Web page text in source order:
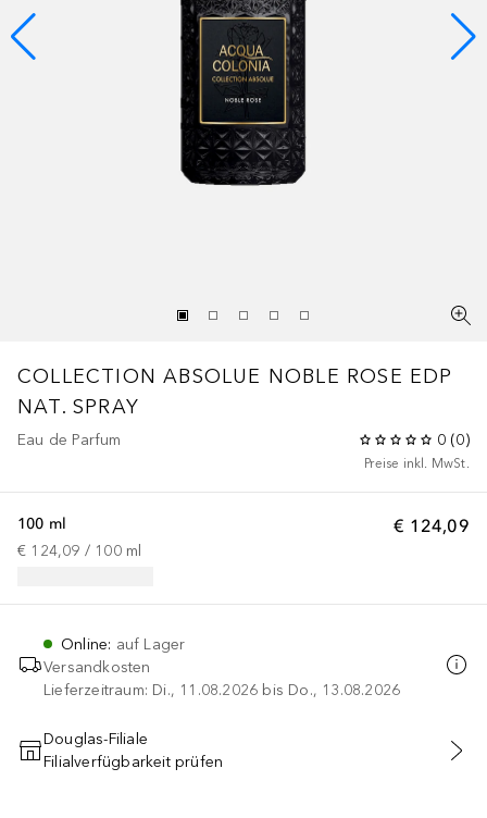
COLLECTION ABSOLUE NOBLE ROSE EDP
NAT. SPRAY
Eau de Parfum 0 (0)
Preise inkl. MwSt.
€ 124,09
100 ml
€ 124,09 / 100 ml
Online: auf Lager
Versandkosten
Lieferzeitraum: Di., 11.08.2026 bis Do., 13.08.2026
IN DEN WARENKORB
Douglas-Filiale
Filialverfügbarkeit prüfen